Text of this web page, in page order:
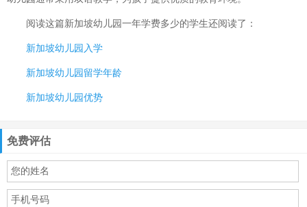
阅读这篇新加坡幼儿园一年学费多少的学生还阅读了：
新加坡幼儿园入学
新加坡幼儿园留学年龄
新加坡幼儿园优势
免费评估